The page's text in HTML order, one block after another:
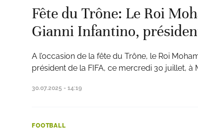
Fête du Trône: Le Roi
Gianni Infantino,
A l’occasion de la fête du Trône, le Roi
président de la FIFA, ce mercredi 30 juillet, à
30.07.2025 - 14:19
FOOTBALL